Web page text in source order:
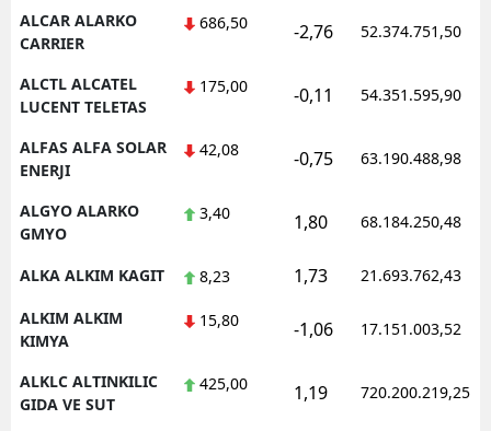
ALCAR ALARKO
CARRIER
686,50 -2,76 52.374.751,50
ALCTL ALCATEL
LUCENT TELETAS
175,00 -0,11 54.351.595,90
ALFAS ALFA SOLAR
ENERJI
42,08 -0,75 63.190.488,98
ALGYO ALARKO
GMYO
3,40 1,80 68.184.250,48
ALKA ALKIM KAGIT 8,23 1,73 21.693.762,43
ALKIM ALKIM
KIMYA
15,80 -1,06 17.151.003,52
ALKLC ALTINKILIC
GIDA VE SUT
425,00 1,19 720.200.219,25